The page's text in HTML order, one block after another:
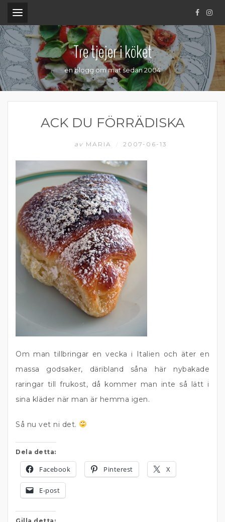
.
Tre tjejer i köket
en blogg om mat sedan 2004
ACK DU FÖRRÄDISKA
av MARIA 2007-06-13
Om man tillbringar en vecka i Italien och äter en
massa godsaker, däribland såna här nybakade
raringar till frukost, då kommer man inte så lätt i
sina kläder när man är hemma igen.
Så nu vet ni det.
Dela detta:
Facebook Pinterest X
E-post